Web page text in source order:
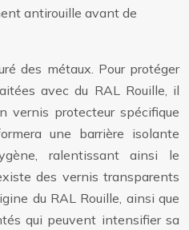
antirouille avant de
des métaux. Pour protéger
avec du RAL Rouille, il
vernis protecteur spécifique
une barrière isolante
ralentissant ainsi le
des vernis transparents
du RAL Rouille, ainsi que
qui peuvent intensifier sa